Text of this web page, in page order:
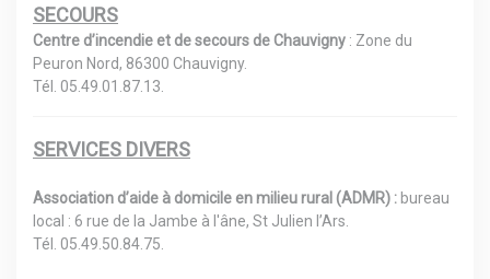
SECOURS
Centre d’incendie et de secours de Chauvigny : Zone du
Peuron Nord, 86300 Chauvigny.
Tél. 05.49.01.87.13.
SERVICES DIVERS
Association d’aide à domicile en milieu rural (ADMR) :bureau
local : 6 rue de la Jambe à l'âne, St Julien l’Ars.
Tél. 05.49.50.84.75.